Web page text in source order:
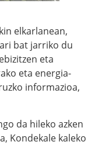
elkarlanean,
bat jarriko du
eta
eta energia-
informazioa,
da hileko azken
Kondekale kaleko